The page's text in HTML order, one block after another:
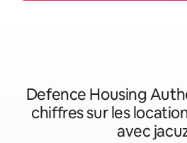
Defence Housing
chiffres sur les
avec